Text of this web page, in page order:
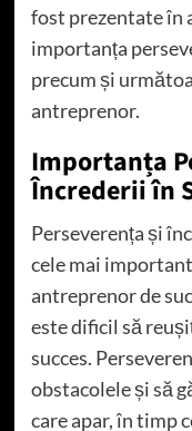
fost prezentate în
importanța
precum și
antreprenor.
Importanța
Încrederii în
Perseverența și
cele mai
antreprenor de
este dificil să
succes.
obstacolele și să
care apar, în timp